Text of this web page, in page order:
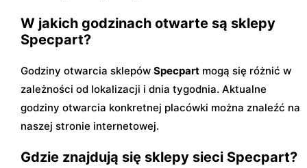
W jakich godzinach otwarte są sklepy
Specpart?
Godziny otwarcia sklepów Specpart mogą się różnić w
zależności od lokalizacji i dnia tygodnia. Aktualne
godziny otwarcia konkretnej placówki można znaleźć na
naszej stronie internetowej.
Gdzie znajdują się sklepy sieci Specpart?